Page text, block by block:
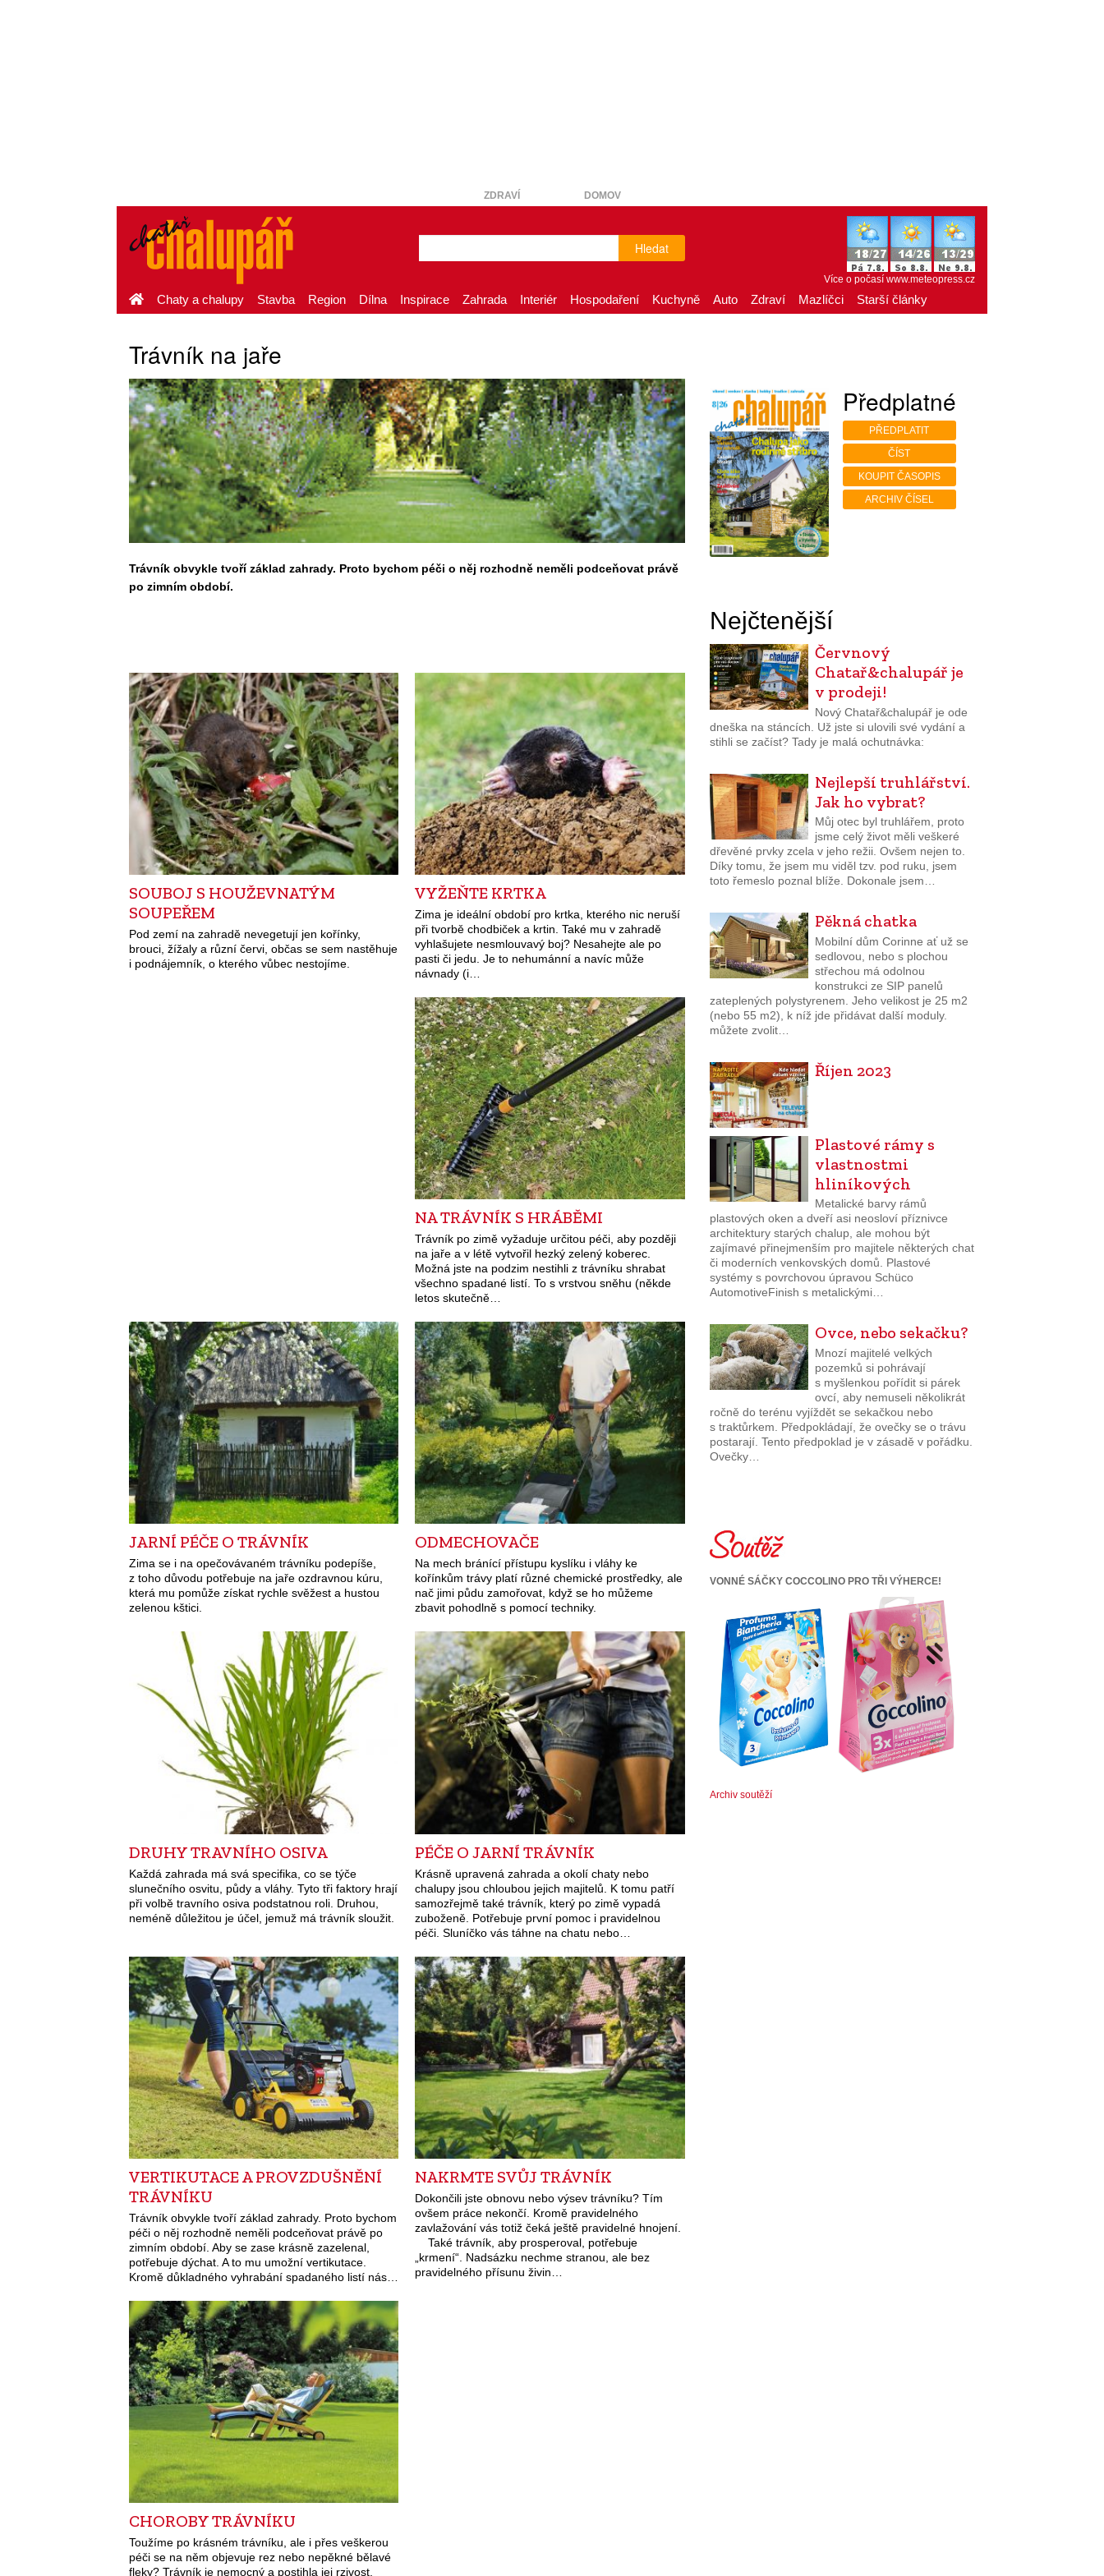
ZDRAVÍ DOMOV
Hledat
Více o počasí www.meteopress.cz
Chaty a chalupy Stavba Region Dílna Inspirace Zahrada Interiér Hospodaření Kuchyně Auto Zdraví Mazlíčci Starší články
Trávník na jaře
Trávník obvykle tvoří základ zahrady. Proto bychom péči o něj rozhodně neměli podceňovat právě
po zimním období.
SOUBOJ S HOUŽEVNATÝM
SOUPEŘEM
Pod zemí na zahradě nevegetují jen kořínky,
brouci, žížaly a různí červi, občas se sem nastěhuje
i podnájemník, o kterého vůbec nestojíme.
VYŽEŇTE KRTKA
Zima je ideální období pro krtka, kterého nic neruší
při tvorbě chodbiček a krtin. Také mu v zahradě
vyhlašujete nesmlouvavý boj? Nesahejte ale po
pasti či jedu. Je to nehumánní a navíc může
návnady (i…
NA TRÁVNÍK S HRÁBĚMI
Trávník po zimě vyžaduje určitou péči, aby později
na jaře a v létě vytvořil hezký zelený koberec.
Možná jste na podzim nestihli z trávníku shrabat
všechno spadané listí. To s vrstvou sněhu (někde
letos skutečně…
JARNÍ PÉČE O TRÁVNÍK
Zima se i na opečovávaném trávníku podepíše,
z toho důvodu potřebuje na jaře ozdravnou kúru,
která mu pomůže získat rychle svěžest a hustou
zelenou kštici.
ODMECHOVAČE
Na mech bránící přístupu kyslíku i vláhy ke
kořínkům trávy platí různé chemické prostředky, ale
nač jimi půdu zamořovat, když se ho můžeme
zbavit pohodlně s pomocí techniky.
DRUHY TRAVNÍHO OSIVA
Každá zahrada má svá specifika, co se týče
slunečního osvitu, půdy a vláhy. Tyto tři faktory hrají
při volbě travního osiva podstatnou roli. Druhou,
neméně důležitou je účel, jemuž má trávník sloužit.
PÉČE O JARNÍ TRÁVNÍK
Krásně upravená zahrada a okolí chaty nebo
chalupy jsou chloubou jejich majitelů. K tomu patří
samozřejmě také trávník, který po zimě vypadá
zuboženě. Potřebuje první pomoc i pravidelnou
péči. Sluníčko vás táhne na chatu nebo…
VERTIKUTACE A PROVZDUŠNĚNÍ
TRÁVNÍKU
Trávník obvykle tvoří základ zahrady. Proto bychom
péči o něj rozhodně neměli podceňovat právě po
zimním období. Aby se zase krásně zazelenal,
potřebuje dýchat. A to mu umožní vertikutace.
Kromě důkladného vyhrabání spadaného listí nás…
NAKRMTE SVŮJ TRÁVNÍK
Dokončili jste obnovu nebo výsev trávníku? Tím
ovšem práce nekončí. Kromě pravidelného
zavlažování vás totiž čeká ještě pravidelné hnojení.
Také trávník, aby prosperoval, potřebuje
„krmení“. Nadsázku nechme stranou, ale bez
pravidelného přísunu živin…
CHOROBY TRÁVNÍKU
Toužíme po krásném trávníku, ale i přes veškerou
péči se na něm objevuje rez nebo nepěkné bělavé
fleky? Trávník je nemocný a postihla jej rzivost,
Předplatné
PŘEDPLATIT
ČÍST
KOUPIT ČASOPIS
ARCHIV ČÍSEL
Nejčtenější
Červnový
Chatař&chalupář je
v prodeji!
Nový Chatař&chalupář je ode
dneška na stáncích. Už jste si ulovili své vydání a
stihli se začíst? Tady je malá ochutnávka:
Nejlepší truhlářství.
Jak ho vybrat?
Můj otec byl truhlářem, proto
jsme celý život měli veškeré
dřevěné prvky zcela v jeho režii. Ovšem nejen to.
Díky tomu, že jsem mu viděl tzv. pod ruku, jsem
toto řemeslo poznal blíže. Dokonale jsem…
Pěkná chatka
Mobilní dům Corinne ať už se
sedlovou, nebo s plochou
střechou má odolnou
konstrukci ze SIP panelů
zateplených polystyrenem. Jeho velikost je 25 m2
(nebo 55 m2), k níž jde přidávat další moduly.
můžete zvolit…
Říjen 2023
Plastové rámy s
vlastnostmi
hliníkových
Metalické barvy rámů
plastových oken a dveří asi neosloví příznivce
architektury starých chalup, ale mohou být
zajímavé přinejmenším pro majitele některých chat
či moderních venkovských domů. Plastové
systémy s povrchovou úpravou Schüco
AutomotiveFinish s metalickými…
Ovce, nebo sekačku?
Mnozí majitelé velkých
pozemků si pohrávají
s myšlenkou pořídit si párek
ovcí, aby nemuseli několikrát
ročně do terénu vyjíždět se sekačkou nebo
s traktůrkem. Předpokládají, že ovečky se o trávu
postarají. Tento předpoklad je v zásadě v pořádku.
Ovečky…
VONNÉ SÁČKY COCCOLINO PRO TŘI VÝHERCE!
Archiv soutěží